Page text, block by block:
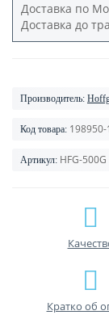
Доставка по
Доставка до
Производитель:
Код товара:
Артикул: HFG-500G
Кратко об